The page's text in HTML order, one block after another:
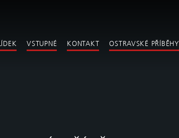
VSTUPNÉ KONTAKT OSTRAVSKÉ PŘÍBĚHY